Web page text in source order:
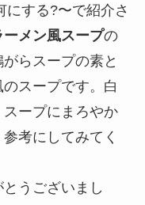
にする?〜で紹介さ
メン風スープの
らスープの素と
スープです。白
ープにまろやか
考にしてみてく
うございまし